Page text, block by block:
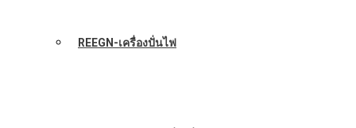
REEGN-เครื่องปั่นไฟ